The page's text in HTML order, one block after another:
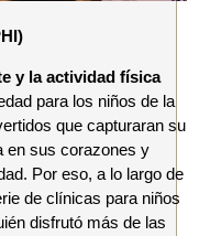
y la actividad física
para los niños de la
que capturaran su
en sus corazones y
Por eso, a lo largo de
de clínicas para niños
disfrutó más de las